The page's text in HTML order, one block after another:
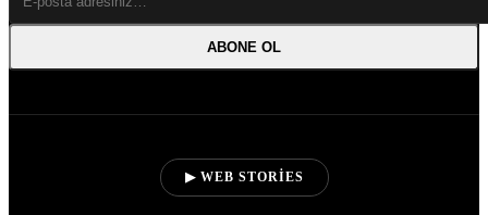
ABONE OL
▶ WEB STORIES